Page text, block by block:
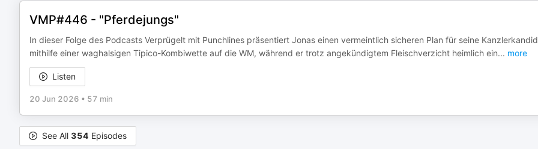
VMP#446 - "Pferdejungs"
In dieser Folge des Podcasts Verprügelt mit Punchlines präsentiert Jonas einen vermeintlich sicheren Plan für seine
mithilfe einer waghalsigen Tipico-Kombiwette auf die WM, während er trotz angekündigtem Fleischverzicht heimlich ein... more
Listen
20 Jun 2026 • 57 min
See All 354 Episodes